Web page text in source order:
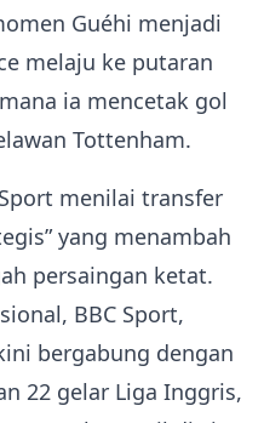
Guéhi menjadi
melaju ke putaran
ia mencetak gol
Tottenham.
menilai transfer
yang menambah
persaingan ketat.
BBC Sport,
bergabung dengan
22 gelar Liga Inggris,